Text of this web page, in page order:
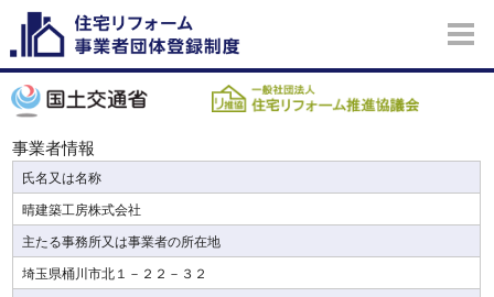
事業者情報
氏名又は名称
晴建築工房株式会社
主たる事務所又は事業者の所在地
埼玉県桶川市北１－２２－３２